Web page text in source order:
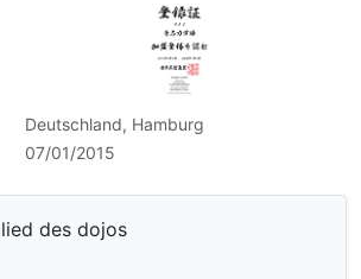
Deutschland, Hamburg
07/01/2015
des dojos